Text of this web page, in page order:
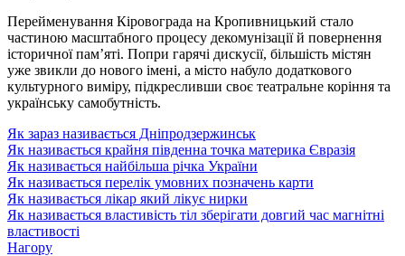
Перейменування Кіровограда на Кропивницький стало
частиною масштабного процесу декомунізації й повернення
історичної пам’яті. Попри гарячі дискусії, більшість містян
уже звикли до нового імені, а місто набуло додаткового
культурного виміру, підкресливши своє театральне коріння та
українську самобутність.
Як зараз називається Дніпродзержинськ
Як називається крайня південна точка материка Євразія
Як називається найбільша річка України
Як називається перелік умовних позначень карти
Як називається лікар який лікує нирки
Як називається властивість тіл зберігати довгий час магнітні
властивості
Нагору